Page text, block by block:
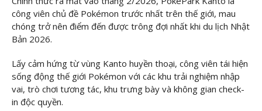
công viên chủ đề Pokémon trước nhất trên thế giới, mau
chóng trở nên điểm đến được trông đợi nhất khi du lịch Nhật
Bản 2026.
Lấy cảm hứng từ vùng Kanto huyền thoại, công viên tái hiện
sống động thế giới Pokémon với các khu trải nghiệm nhập
vai, trò chơi tương tác, khu trưng bày và không gian check-
in độc quyền.